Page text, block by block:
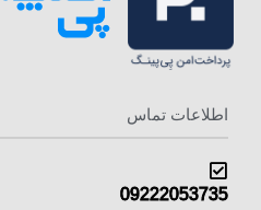
اطلاعات تماس
09222053735